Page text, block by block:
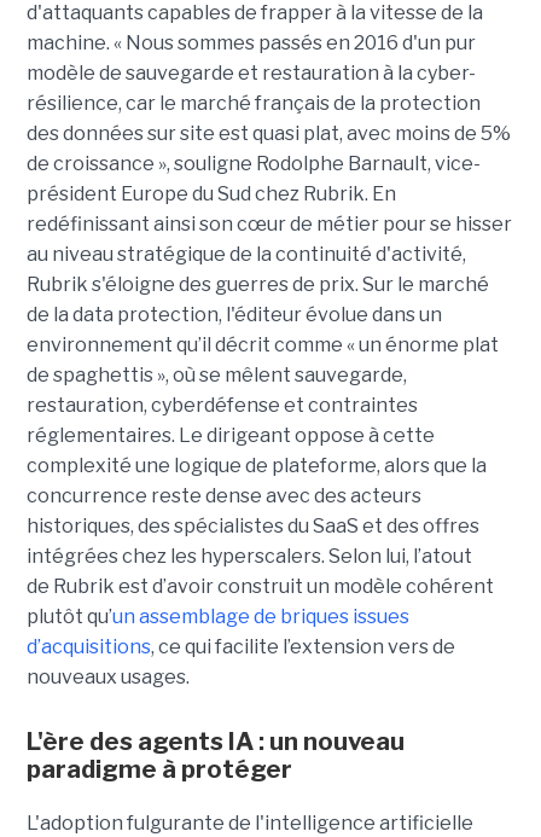
d'attaquants capables de frapper à la vitesse de la
machine. « Nous sommes passés en 2016 d'un pur
modèle de sauvegarde et restauration à la cyber-
résilience, car le marché français de la protection
des données sur site est quasi plat, avec moins de 5%
de croissance », souligne Rodolphe Barnault, vice-
président Europe du Sud chez Rubrik. En
redéfinissant ainsi son cœur de métier pour se hisser
au niveau stratégique de la continuité d'activité,
Rubrik s'éloigne des guerres de prix. Sur le marché
de la data protection, l'éditeur évolue dans un
environnement qu’il décrit comme « un énorme plat
de spaghettis », où se mêlent sauvegarde,
restauration, cyberdéfense et contraintes
réglementaires. Le dirigeant oppose à cette
complexité une logique de plateforme, alors que la
concurrence reste dense avec des acteurs
historiques, des spécialistes du SaaS et des offres
intégrées chez les hyperscalers. Selon lui, l’atout
de Rubrik est d’avoir construit un modèle cohérent
plutôt qu’un assemblage de briques issues
d’acquisitions, ce qui facilite l’extension vers de
nouveaux usages.
L'ère des agents IA : un nouveau
paradigme à protéger
L'adoption fulgurante de l'intelligence artificielle